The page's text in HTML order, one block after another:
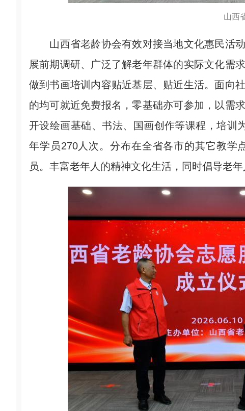
山西
山西省老龄协会有效对接当地文化惠民活动
展前期调研、广泛了解老年群体的实际文化需
做到书画培训内容贴近基层、贴近生活。面向
的均可就近免费报名，零基础亦可参加，以需
开设绘画基础、书法、国画创作等课程，培训
年学员270人次。分布在全省各市的其它教学
员。丰富老年人的精神文化生活，同时倡导老年